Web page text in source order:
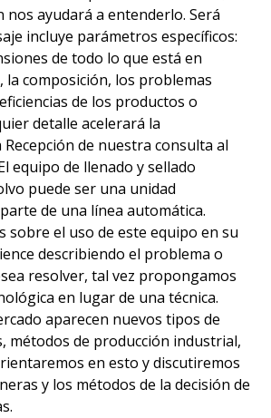
nos ayudará a entenderlo. Será
incluye parámetros específicos:
de todo lo que está en
la composición, los problemas
de los productos o
detalle acelerará la
de nuestra consulta al
equipo de llenado y sellado
puede ser una unidad
de una línea automática.
sobre el uso de este equipo en su
describiendo el problema o
resolver, tal vez propongamos
en lugar de una técnica.
aparecen nuevos tipos de
métodos de producción industrial,
en esto y discutiremos
y los métodos de la decisión de
entrega que solicite nuestro
07/08/2026 16:31
para el seguimiento del
de cápsulas NJ-40
07/08/2026 16:40
Los envíos los realiza una
de transporte. El gerente coordina
Nos pondremos en contacto
cuando le llegue el envío.
07/08/2026 16:43
automática para PVC +
entrega a Irun. Queremos
de la entrega.
07/08/2026 16:50